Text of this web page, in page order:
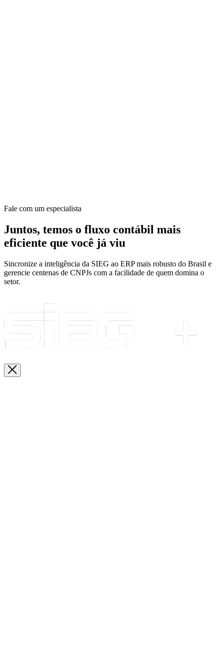
Fale com um especialista
Juntos, temos o fluxo contábil mais
eficiente que você já viu
Sincronize a inteligência da SIEG ao ERP mais robusto do Brasil e
gerencie centenas de CNPJs com a facilidade de quem domina o
setor.